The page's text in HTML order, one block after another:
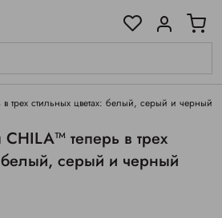
трех стильных цветах: белый, серый и черный
теперь в трех
белый, серый и черный